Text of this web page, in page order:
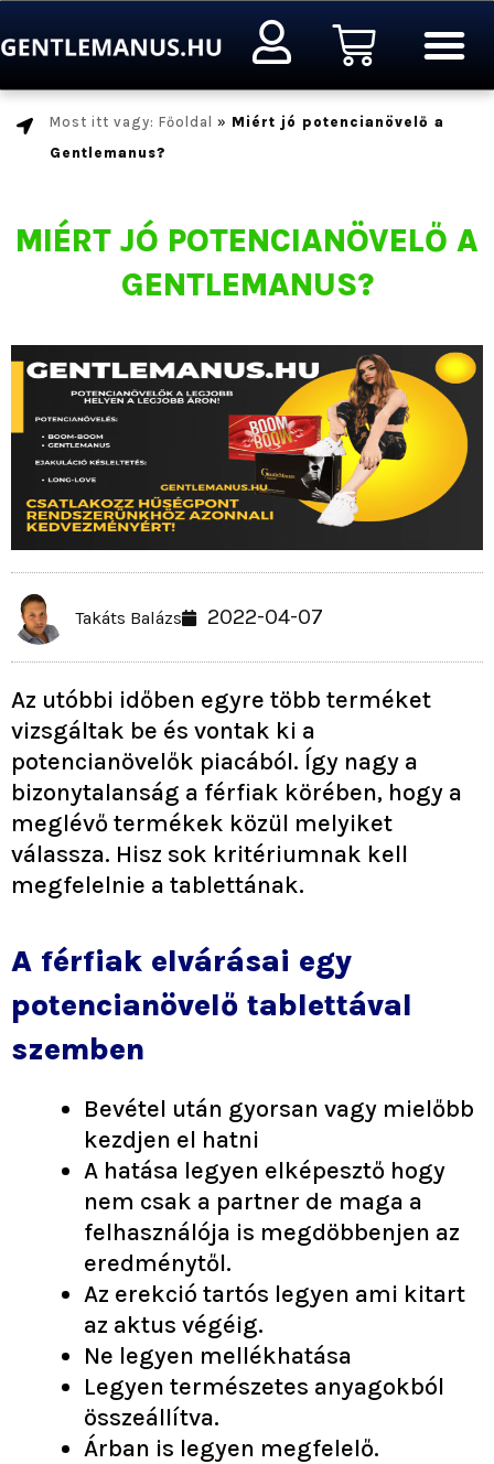
a
Kosár
Most itt vagy: Főoldal » Miért jó potencianövelő a
Gentlemanus?
MIÉRT JÓ POTENCIANÖVELŐ A
GENTLEMANUS?
Takáts Balázs 2022-04-07
Az utóbbi időben egyre több terméket
vizsgáltak be és vontak ki a
potencianövelők piacából. Így nagy a
bizonytalanság a férfiak körében, hogy a
meglévő termékek közül melyiket
válassza. Hisz sok kritériumnak kell
megfelelnie a tablettának.
A férfiak elvárásai egy
potencianövelő tablettával
szemben
Bevétel után gyorsan vagy mielőbb
kezdjen el hatni
A hatása legyen elképesztő hogy
nem csak a partner de maga a
felhasználója is megdöbbenjen az
eredménytől.
Az erekció tartós legyen ami kitart
az aktus végéig.
Ne legyen mellékhatása
Legyen természetes anyagokból
összeállítva.
Árban is legyen megfelelő.